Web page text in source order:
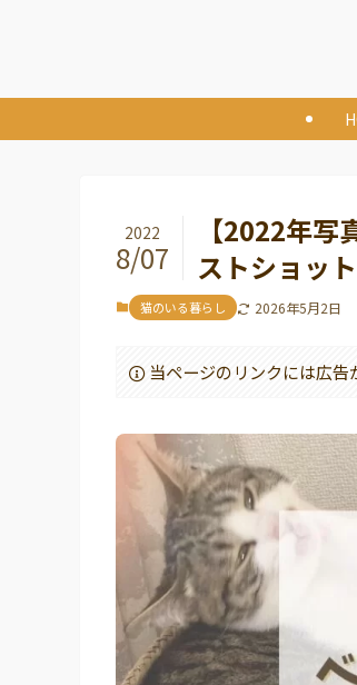
【2022年
ストショッ
2022
8/07
猫のいる暮らし 2026年5月2日
当ページのリンクには広告